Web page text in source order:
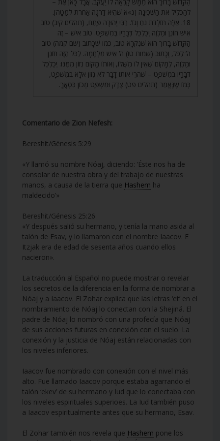
לְהַכְלִיל אֶת הַשְּׁכִינָה [נ»א שֶׁהִיא דַרְגָּה אַחֶרֶת לְמַטָּה].
18. אֵלֶּה תּוֹלְדֹת נֹחַ וְגוֹ’. רַבִּי יְהוּדָה פָּתַח, (תהלים קיב) טוֹב
אִישׁ חוֹנֵן וּמַלְוֶה יְכַלְכֵּל דְּבָרָיו בְּמִשְׁפָּט. טוֹב אִישׁ – זֶה
הַקָּדוֹשׁ בָּרוּךְ הוּא שֶׁנִּקְרָא טוֹב, כְּמוֹ שֶׁכָּתוּב (שם קמה) טוֹב
ה’ לַכֹּל, וְכָתוּב (שמות טו) ה’ אִישׁ מִלְחָמָה. לַכֹּל הַזֶּה חוֹנֵן
וּמַלְוֶה, לְמָקוֹם שֶׁאֵין לוֹ מִשֶּׁלּוֹ, וְאוֹתוֹ מָקוֹם נִזּוֹן מִמֶּנּוּ. יְכַלְכֵּל
דְּבָרָיו בְּמִשְׁפָּט – שֶׁהֲרֵי אוֹתוֹ דָבָר לֹא נִזּוֹן אֶלָּא בְּמִשְׁפָּט,
כְּמוֹ שֶׁנֶּאֱמַר (תהלים פט) צֶדֶק וּמִשְׁפָּט מְכוֹן כִּסְאֲךָ.
Comentario de Zion Nefesh:
Bereshit/Génesis 5:29
«Y llamó su nombre Nóaj, diciendo: ‘Éste nos ha de
consolar de nuestra obra y del trabajo de nuestras
manos, a causa de la tierra que Hashem ha
maldecido’»
Bereshit/Génesis 25:26
«Y después salió su hermano, y tenía la mano asida al
talón de Esav, y lo llamaron con el nombre Iaacov. E
Itzjak era de edad de sesenta años cuando ellos
nacieron».
La traducción al Español no puede mostrar o revelar
los secretos de la diferencia en la forma de nombrar a
Nóaj y a Iaacov. El Zohar explica que las letras ‘et’ en el
nombramiento de Nóaj lo conectan con la Shejiná. El
padre de Nóaj lo nombró con una profecía que Nóaj
de sus acciones futuras en conexión con el suelo. La
conexión y la justicia de Nóaj están relacionadas con
los niveles inferiores.
Iaacov fue nombrado con conexión con el nivel más
alto. Fue llamado Iaacov porque estaba agarrando el
talón ‘ekev’ de su hermano y Iud que lo conectaba con
los niveles espirituales superioes. La Iud también puso
a Iaacov espiritualmente antes que su hermano, Esav.
El Zohar también nos revela que Hashem pone los